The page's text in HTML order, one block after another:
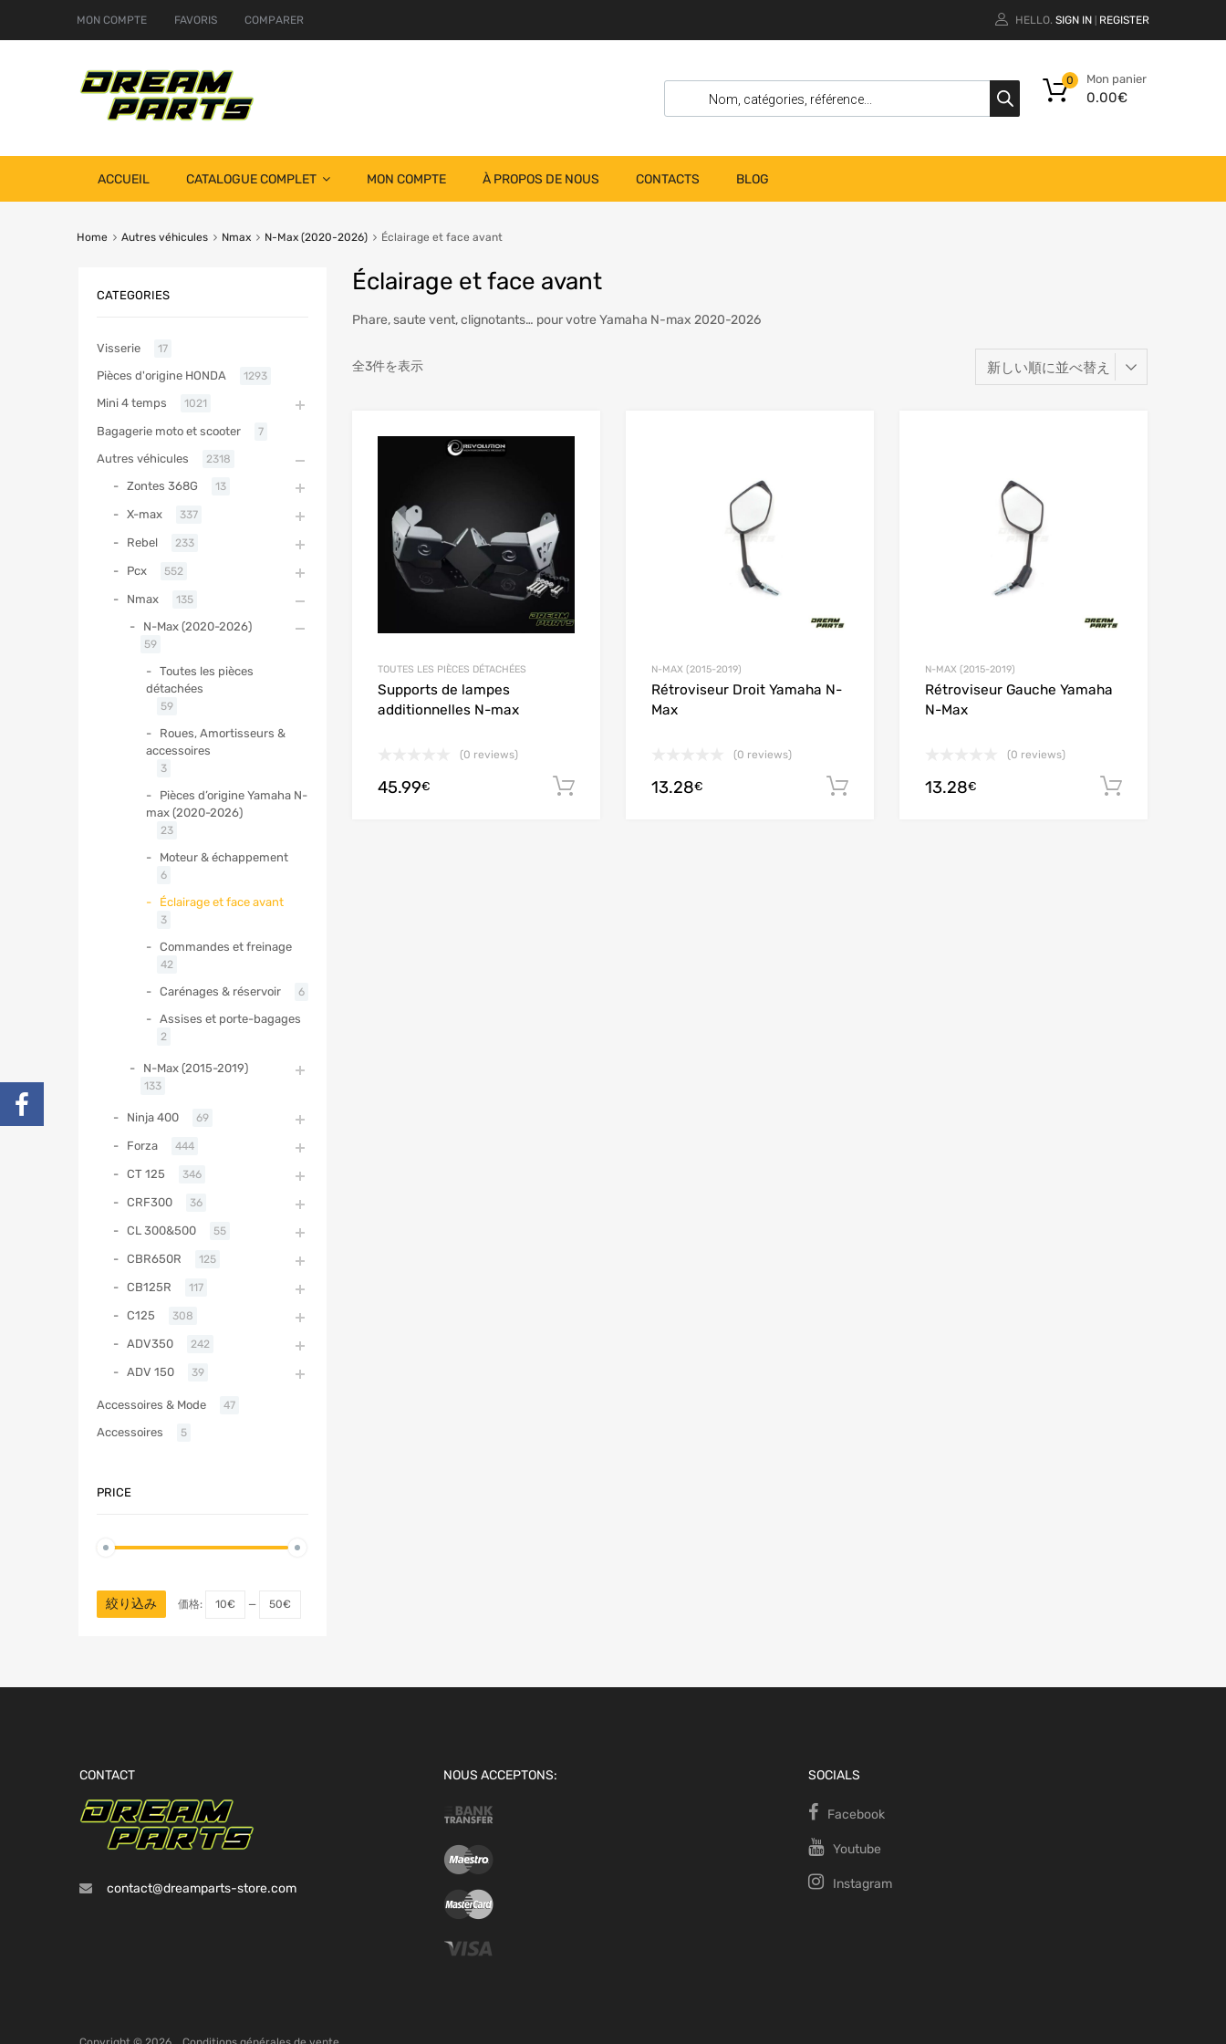
MON COMPTE FAVORIS COMPARER HELLO. SIGN IN REGISTER
Mon panier
0.00€
0
ACCUEIL CATALOGUE COMPLET MON COMPTE À PROPOS DE NOUS CONTACTS BLOG
Home Autres véhicules Nmax N-Max (2020-2026) Éclairage et face avant
Éclairage et face avant
Phare, saute vent, clignotants… pour votre Yamaha N-max 2020-2026
全3件を表示
TOUTES LES PIÈCES DÉTACHÉES
Supports de lampes
additionnelles N-max
(0 reviews)
45.99€ お買い物カゴに追加
N-MAX (2015-2019)
Rétroviseur Droit Yamaha N-
Max
(0 reviews)
13.28€ お買い物カゴに追加
N-MAX (2015-2019)
Rétroviseur Gauche Yamaha
N-Max
(0 reviews)
13.28€
CATEGORIES
Visserie 17
Pièces d'origine HONDA 1293
Mini 4 temps 1021
Bagagerie moto et scooter 7
Autres véhicules 2318
Zontes 368G 13
X-max 337
Rebel 233
Pcx 552
Nmax 135
N-Max (2020-2026)
59
Toutes les pièces
détachées
59
Roues, Amortisseurs &
accessoires
3
Pièces d’origine Yamaha N-
max (2020-2026)
23
Moteur & échappement
6
Éclairage et face avant
3
Commandes et freinage
42
Carénages & réservoir 6
Assises et porte-bagages
2
N-Max (2015-2019)
133
Ninja 400 69
Forza 444
CT 125 346
CRF300 36
CL 300&500 55
CBR650R 125
CB125R 117
C125 308
ADV350 242
ADV 150 39
Accessoires & Mode 47
Accessoires 5
PRICE
絞り込み 価格: 10€ — 50€
CONTACT
contact@dreamparts-store.com
NOUS ACCEPTONS: SOCIALS
Facebook
Youtube
Instagram